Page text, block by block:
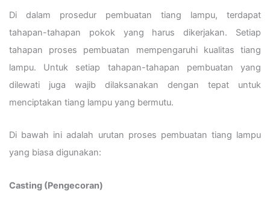
Di dalam prosedur pembuatan tiang lampu, terdapat
tahapan-tahapan pokok yang harus dikerjakan. Setiap
tahapan proses pembuatan mempengaruhi kualitas tiang
lampu. Untuk setiap tahapan-tahapan pembuatan yang
dilewati juga wajib dilaksanakan dengan tepat untuk
menciptakan tiang lampu yang bermutu.
Di bawah ini adalah urutan proses pembuatan tiang lampu
yang biasa digunakan:
Casting (Pengecoran)